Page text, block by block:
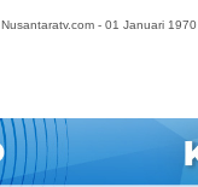
Nusantaratv.com - 01 Januari 1970